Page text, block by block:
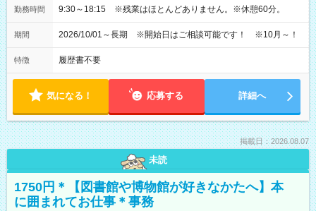
勤務時間 9:30～18:15 ※残業はほとんどありません。※休憩60分。
期間 2026/10/01～長期 ※開始日はご相談可能です！ ※10月～！
特徴 履歴書不要
気になる！ 応募する 詳細へ
掲載日：2026.08.07
未読
1750円＊【図書館や博物館が好きなかたへ】本
に囲まれてお仕事＊事務